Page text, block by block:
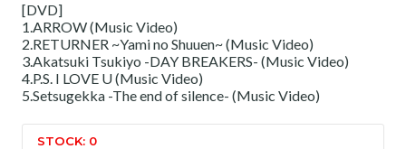
[DVD]
1.ARROW (Music Video)
2.RETURNER ~Yami no Shuuen~ (Music Video)
3.Akatsuki Tsukiyo -DAY BREAKERS- (Music Video)
4.P.S. I LOVE U (Music Video)
5.Setsugekka -The end of silence- (Music Video)
STOCK: 0